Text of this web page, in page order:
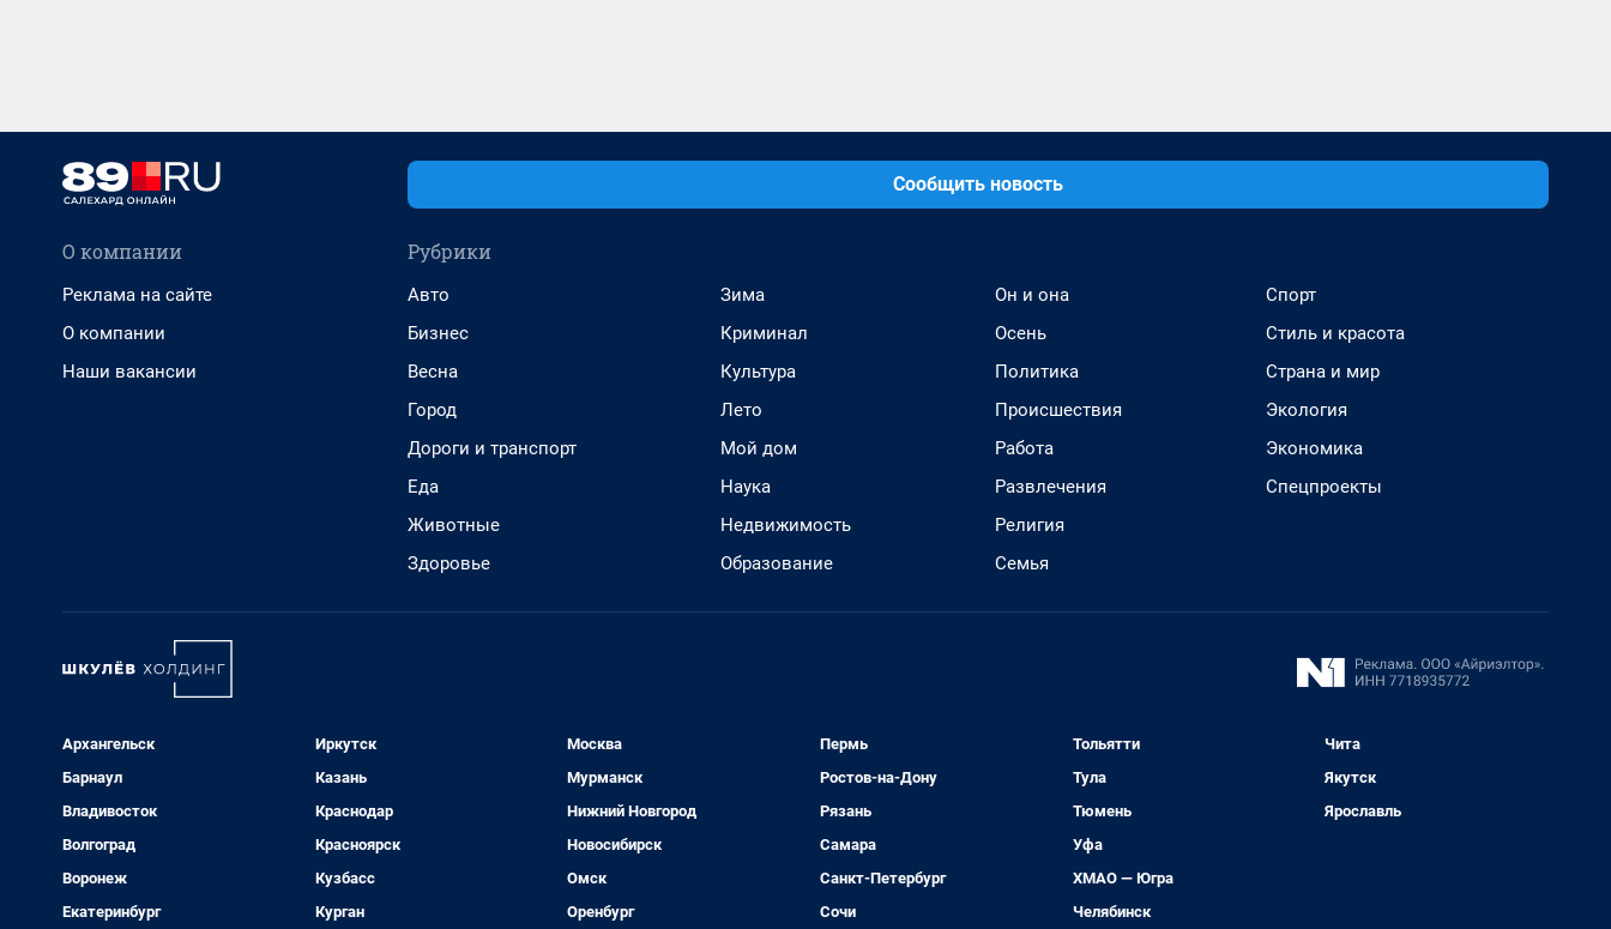
Сообщить новость
О компании
Реклама на сайте
О компании
Наши вакансии
Рубрики
Авто
Бизнес
Весна
Город
Дороги и транспорт
Еда
Животные
Здоровье
Зима
Криминал
Культура
Лето
Мой дом
Наука
Недвижимость
Образование
Он и она
Осень
Политика
Происшествия
Работа
Развлечения
Религия
Семья
Спорт
Стиль и красота
Страна и мир
Экология
Экономика
Спецпроекты
Архангельск
Барнаул
Владивосток
Волгоград
Воронеж
Екатеринбург
Иркутск
Казань
Краснодар
Красноярск
Кузбасс
Курган
Москва
Мурманск
Нижний Новгород
Новосибирск
Омск
Оренбург
Пермь
Ростов-на-Дону
Рязань
Самара
Санкт-Петербург
Сочи
Тольятти
Тула
Тюмень
Уфа
ХМАО — Югра
Челябинск
Чита
Якутск
Ярославль